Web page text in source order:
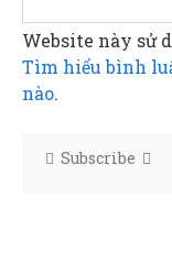
Website này sử
Tìm hiểu bình
nào.
Subscribe